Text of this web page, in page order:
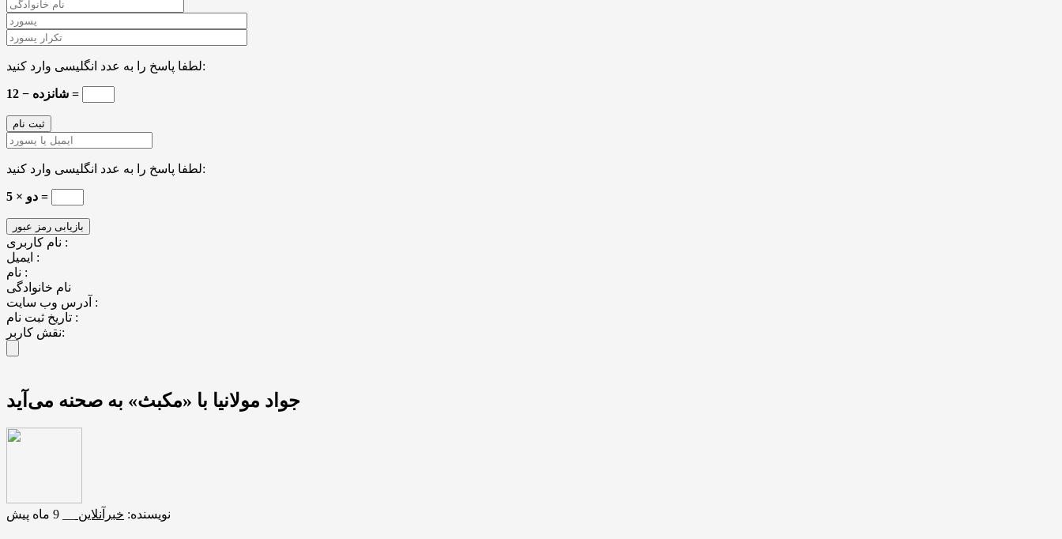
لطفا پاسخ را به عدد انگلیسی وارد کنید:
شانزده − 12 =
لطفا پاسخ را به عدد انگلیسی وارد کنید:
دو × 5 =
نام کاربری :
ایمیل :
نام :
نام خانوادگی
آدرس وب سایت :
تاریخ ثبت نام :
نقش کاربر:
جواد مولانیا با «مکبث» به صحنه می‌آید
نویسنده: خبرآنلاین 9 ماه پیش